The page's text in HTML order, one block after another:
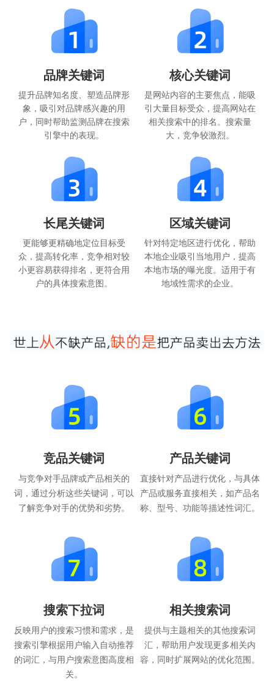
品牌关键词
提升品牌知名度、塑造品牌形
象，吸引对品牌感兴趣的用
户，同时帮助监测品牌在搜索
引擎中的表现。
核心关键词
是网站内容的主要焦点，能吸
引大量目标受众，提高网站在
相关搜索中的排名。搜索量
大，竞争较激烈。
长尾关键词
更能够更精确地定位目标受
众，提高转化率，竞争相对较
小更容易获得排名，更符合用
户的具体搜索意图。
区域关键词
针对特定地区进行优化，帮助
本地企业吸引当地用户，提高
本地市场的曝光度。适用于有
地域性需求的企业。
竞品关键词
与竞争对手品牌或产品相关的
词，通过分析这些关键词，可以
了解竞争对手的优势和劣势。
产品关键词
直接针对产品进行优化，与具体
产品或服务直接相关，如产品名
称、型号、功能等描述性词汇。
搜索下拉词
反映用户的搜索习惯和需求，是
搜索引擎根据用户输入自动推荐
的词汇，与用户搜索意图高度相
关。
相关搜索词
提供与主题相关的其他搜索词
汇，帮助用户发现更多相关内
容，同时扩展网站的优化范围。